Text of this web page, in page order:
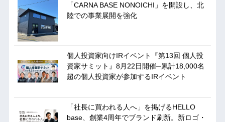
「CARNA BASE NONOICHI」を開設し、北
陸での事業展開を強化
個人投資家向けIRイベント『第13回 個人投
資家サミット』8月22日開催─累計18,000名
超の個人投資家が参加するIRイベント
「社長に買われる人へ」を掲げるHELLO
base、創業4周年でブランド刷新。新ロゴ・